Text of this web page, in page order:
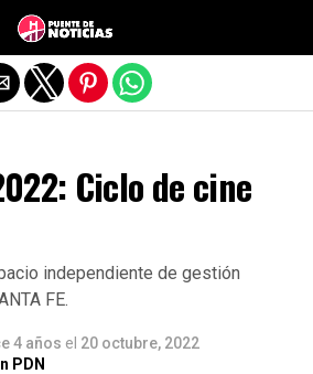
Ciclo de cine
independiente de gestión
FE.
4 años el 20 octubre, 2022
PDN
de la versión móvil